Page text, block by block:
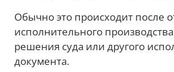
Обычно это происходит после
исполнительного
решения суда или другого
документа.